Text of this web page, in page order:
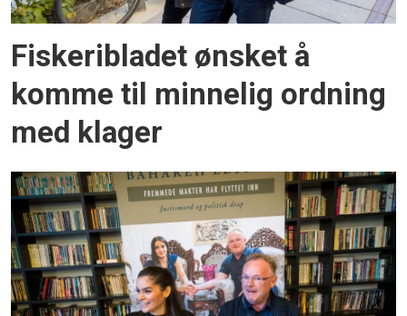
Fiskeribladet ønsket å
komme til minnelig ordning
med klager